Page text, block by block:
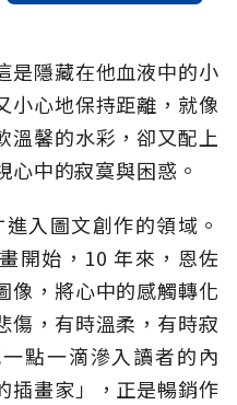
是隱藏在他血液中的小
小心地保持距離，就像
溫馨的水彩，卻又配上
中的寂寞與困惑。
入圖文創作的領域。
開始，10 年來，恩佐
像，將心中的感觸轉化
傷，有時溫柔，有時寂
點一滴滲入讀者的內
插畫家」，正是暢銷作